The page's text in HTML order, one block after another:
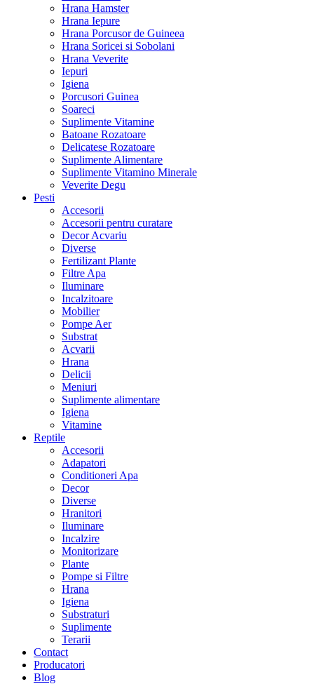
Hrana Hamster
Hrana Iepure
Hrana Porcusor de Guineea
Hrana Soricei si Sobolani
Hrana Veverite
Iepuri
Igiena
Porcusori Guinea
Soareci
Suplimente Vitamine
Batoane Rozatoare
Delicatese Rozatoare
Suplimente Alimentare
Suplimente Vitamino Minerale
Veverite Degu
Pesti
Accesorii
Accesorii pentru curatare
Decor Acvariu
Diverse
Fertilizant Plante
Filtre Apa
Iluminare
Incalzitoare
Mobilier
Pompe Aer
Substrat
Acvarii
Hrana
Delicii
Meniuri
Suplimente alimentare
Igiena
Vitamine
Reptile
Accesorii
Adapatori
Conditioneri Apa
Decor
Diverse
Hranitori
Iluminare
Incalzire
Monitorizare
Plante
Pompe si Filtre
Hrana
Igiena
Substraturi
Suplimente
Terarii
Contact
Producatori
Blog